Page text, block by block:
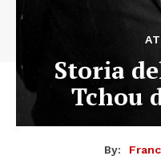
Storia
Tchou
By: